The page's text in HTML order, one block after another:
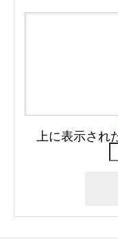
上に表示され